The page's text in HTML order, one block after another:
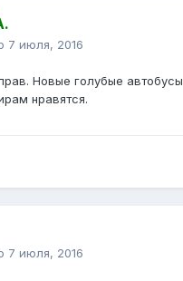
7 июля, 2016
Новые голубые автобусы
нравятся.
7 июля, 2016